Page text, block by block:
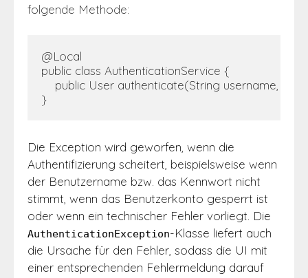
folgende Methode:
@Local
public class AuthenticationService {
public User authenticate(String username,
}
Die Exception wird geworfen, wenn die
Authentifizierung scheitert, beispielsweise wenn
der Benutzername bzw. das Kennwort nicht
stimmt, wenn das Benutzerkonto gesperrt ist
oder wenn ein technischer Fehler vorliegt. Die
AuthenticationException-Klasse liefert auch
die Ursache für den Fehler, sodass die UI mit
einer entsprechenden Fehlermeldung darauf